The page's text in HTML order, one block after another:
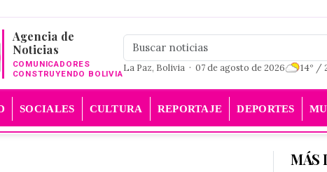
Agencia de
Noticias
COMUNICADORES
CONSTRUYENDO BOLIVIA
La Paz, Bolivia · 07 de agosto de 2026 14º /
SOCIALES CULTURA REPORTAJE DEPORTES
MÁS